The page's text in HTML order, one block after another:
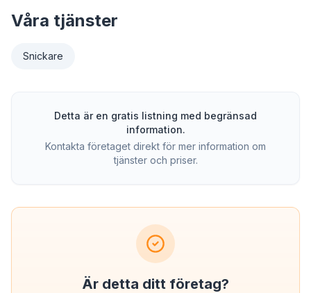
Våra tjänster
Snickare
Detta är en gratis listning med begränsad
information.
Kontakta företaget direkt för mer information om
tjänster och priser.
Är detta ditt företag?